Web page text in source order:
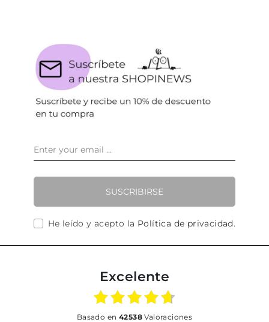
SUSCRIBIRSE
He leído y acepto la Política de privacidad.
Excelente
basado en 42538Valoraciones